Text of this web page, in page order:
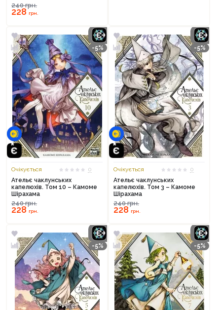
240грн.
228грн.
-5%
Очікується
0
Ательє чаклунських
капелюхів. Том 10 – Камоме
Шірахама
240грн.
228грн.
-5%
Очікується
0
Ательє чаклунських
капелюхів. Том 3 – Камоме
Шірахама
240грн.
228грн.
-5% -5%